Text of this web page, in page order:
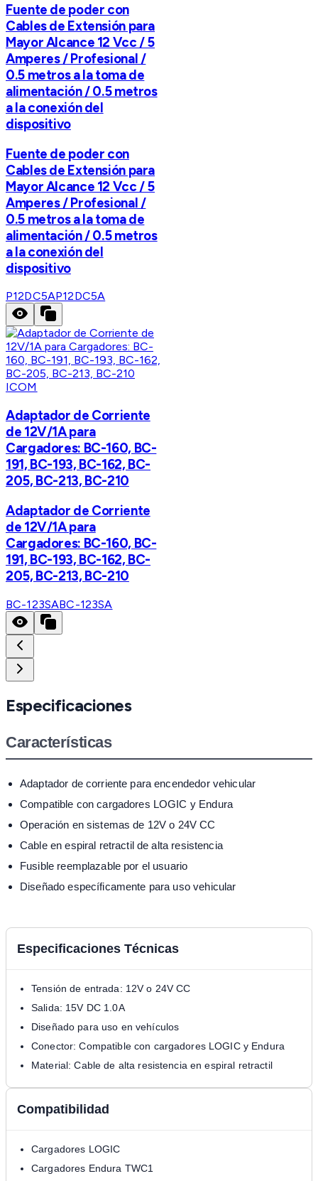
Fuente de poder con
Cables de Extensión para
Mayor Alcance 12 Vcc / 5
Amperes / Profesional /
0.5 metros a la toma de
alimentación / 0.5 metros
a la conexión del
dispositivo
Fuente de poder con
Cables de Extensión para
Mayor Alcance 12 Vcc / 5
Amperes / Profesional /
0.5 metros a la toma de
alimentación / 0.5 metros
a la conexión del
dispositivo
P12DC5AP12DC5A
ICOM
Adaptador de Corriente
de 12V/1A para
Cargadores: BC-160, BC-
191, BC-193, BC-162, BC-
205, BC-213, BC-210
Adaptador de Corriente
de 12V/1A para
Cargadores: BC-160, BC-
191, BC-193, BC-162, BC-
205, BC-213, BC-210
BC-123SABC-123SA
Especificaciones
Características
Adaptador de corriente para encendedor vehicular
Compatible con cargadores LOGIC y Endura
Operación en sistemas de 12V o 24V CC
Cable en espiral retractil de alta resistencia
Fusible reemplazable por el usuario
Diseñado específicamente para uso vehicular
Especificaciones Técnicas
Tensión de entrada: 12V o 24V CC
Salida: 15V DC 1.0A
Diseñado para uso en vehículos
Conector: Compatible con cargadores LOGIC y Endura
Material: Cable de alta resistencia en espiral retractil
Compatibilidad
Cargadores LOGIC
Cargadores Endura TWC1